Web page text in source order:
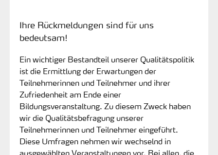
Ihre Rückmeldungen sind für uns
bedeutsam!
Ein wichtiger Bestandteil unserer Qualitätspolitik
ist die Ermittlung der Erwartungen der
Teilnehmerinnen und Teilnehmer und ihrer
Zufriedenheit am Ende einer
Bildungsveranstaltung. Zu diesem Zweck haben
wir die Qualitätsbefragung unserer
Teilnehmerinnen und Teilnehmer eingeführt.
Diese Umfragen nehmen wir wechselnd in
ausgewählten Veranstaltungen vor. Bei allen, die